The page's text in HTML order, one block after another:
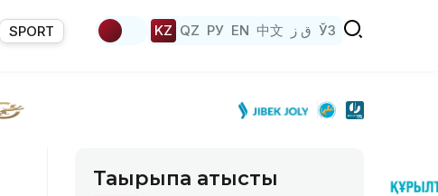
SPORT KZ QZ РУ EN 中文 ق ز ЎЗ
Тақырыпқа қатысты